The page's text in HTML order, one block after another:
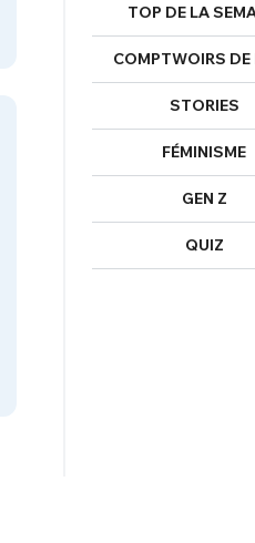
TOP DE LA
COMPTWOIRS DE
STORIES
FÉMINISME
GEN Z
QUIZ